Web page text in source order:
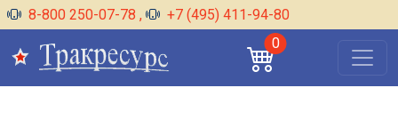
8-800 250-07-78 ,
+7 (495) 411-94-80
0